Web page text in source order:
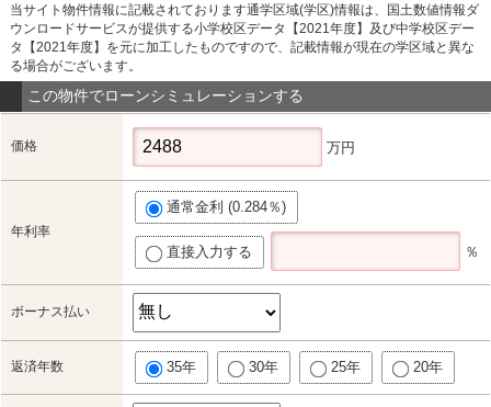
当サイト物件情報に記載されております通学区域(学区)情報は、国土数値情報ダ
ウンロードサービスが提供する小学校区データ【2021年度】及び中学校区デー
タ【2021年度】を元に加工したものですので、記載情報が現在の学区域と異な
る場合がございます。
この物件でローンシミュレーションする
価格 万円
年利率
通常金利 (0.284％)
直接入力する ％
ボーナス払い
返済年数 35年 30年 25年 20年